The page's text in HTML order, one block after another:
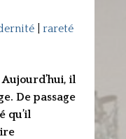
| rareté
il
De passage
qu’il